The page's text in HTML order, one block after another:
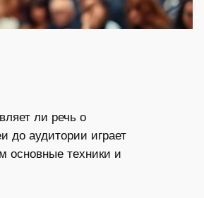
ли речь о
до аудитории играет
основные техники и